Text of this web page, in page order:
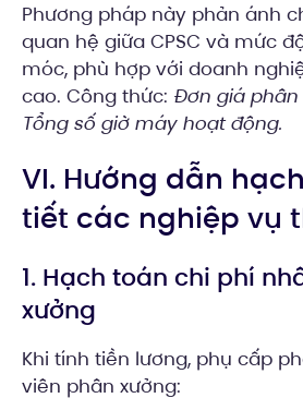
Phương pháp này phản ánh
quan hệ giữa CPSC và mức
móc, phù hợp với doanh
cao. Công thức: Đơn giá phân
Tổng số giờ máy hoạt động.
VI. Hướng dẫn
tiết các nghiệp vụ
1. Hạch toán chi phí
xưởng
Khi tính tiền lương, phụ cấp
viên phân xưởng: